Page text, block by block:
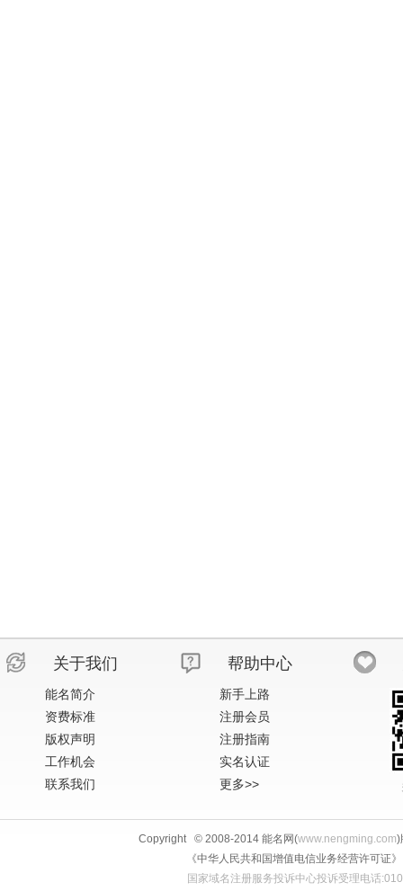
关于我们
能名简介
资费标准
版权声明
工作机会
联系我们
帮助中心
新手上路
注册会员
注册指南
实名认证
更多>>
Copyright © 2008-2014 能名网(www.nengming.com)
《中华人民共和国增值电信业务经营许可
国家域名注册服务投诉中心投诉受理电话